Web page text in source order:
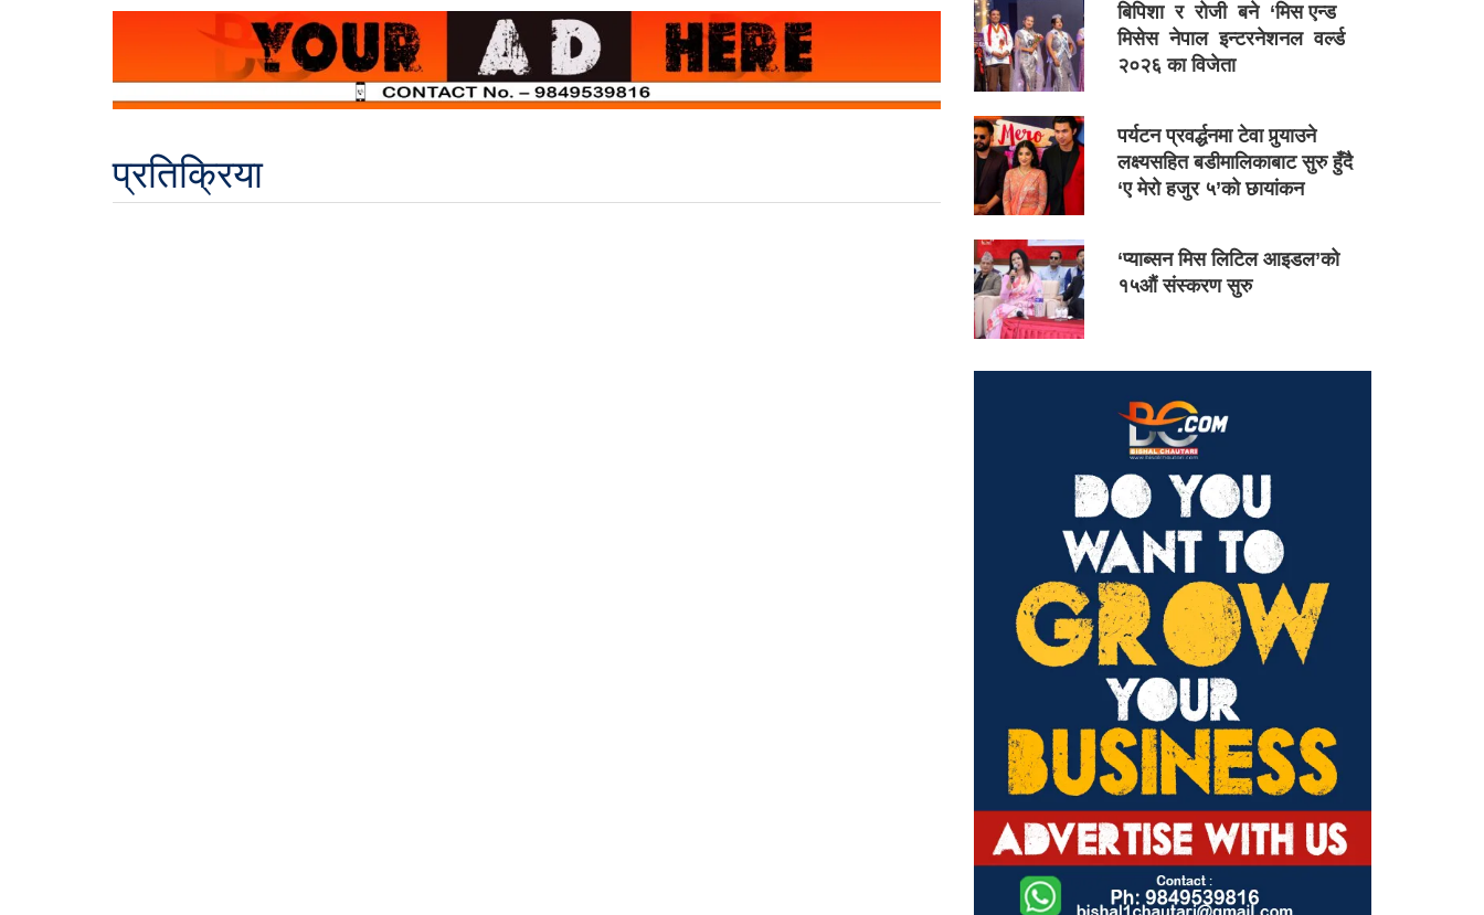
प्रतिक्रिया
बिपिशा र रोजी बने ‘मिस एन्ड
मिसेस नेपाल इन्टरनेशनल वर्ल्ड
२०२६ का विजेता
पर्यटन प्रवर्द्धनमा टेवा पुर्‍याउने
लक्ष्यसहित बडीमालिकाबाट सुरु हुँदै
‘ए मेरो हजुर ५’को छायांकन
‘प्याब्सन मिस लिटिल आइडल’को
१५औं संस्करण सुरु